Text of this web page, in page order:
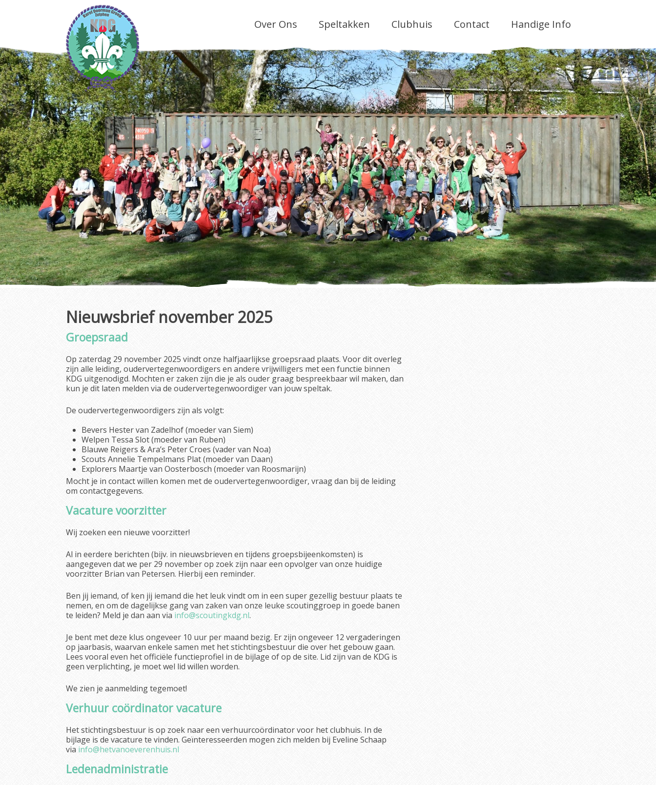
Over Ons Speltakken Clubhuis Contact Handige Info
Nieuwsbrief november 2025
Groepsraad
Op zaterdag 29 november 2025 vindt onze halfjaarlijkse groepsraad plaats. Voor dit overleg
zijn alle leiding, oudervertegenwoordigers en andere vrijwilligers met een functie binnen
KDG uitgenodigd. Mochten er zaken zijn die je als ouder graag bespreekbaar wil maken, dan
kun je dit laten melden via de oudervertegenwoordiger van jouw speltak.
De oudervertegenwoordigers zijn als volgt:
Bevers Hester van Zadelhof (moeder van Siem)
Welpen Tessa Slot (moeder van Ruben)
Blauwe Reigers & Ara’s Peter Croes (vader van Noa)
Scouts Annelie Tempelmans Plat (moeder van Daan)
Explorers Maartje van Oosterbosch (moeder van Roosmarijn)
Mocht je in contact willen komen met de oudervertegenwoordiger, vraag dan bij de leiding
om contactgegevens.
Vacature voorzitter
Wij zoeken een nieuwe voorzitter!
Al in eerdere berichten (bijv. in nieuwsbrieven en tijdens groepsbijeenkomsten) is
aangegeven dat we per 29 november op zoek zijn naar een opvolger van onze huidige
voorzitter Brian van Petersen. Hierbij een reminder.
Ben jij iemand, of ken jij iemand die het leuk vindt om in een super gezellig bestuur plaats te
nemen, en om de dagelijkse gang van zaken van onze leuke scoutinggroep in goede banen
te leiden? Meld je dan aan via info@scoutingkdg.nl.
Je bent met deze klus ongeveer 10 uur per maand bezig. Er zijn ongeveer 12 vergaderingen
op jaarbasis, waarvan enkele samen met het stichtingsbestuur die over het gebouw gaan.
Lees vooral even het officiële functieprofiel in de bijlage of op de site. Lid zijn van de KDG is
geen verplichting, je moet wel lid willen worden.
We zien je aanmelding tegemoet!
Verhuur coördinator vacature
Het stichtingsbestuur is op zoek naar een verhuurcoördinator voor het clubhuis. In de
bijlage is de vacature te vinden. Geïnteresseerden mogen zich melden bij Eveline Schaap
via info@hetvanoeverenhuis.nl
Ledenadministratie